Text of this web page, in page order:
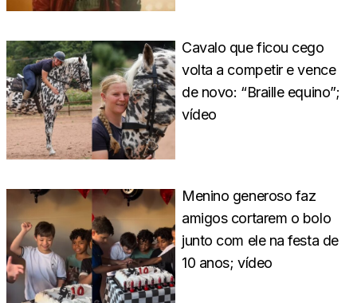
Cavalo que ficou cego
volta a competir e vence
de novo: “Braille equino”;
vídeo
Menino generoso faz
amigos cortarem o bolo
junto com ele na festa de
10 anos; vídeo